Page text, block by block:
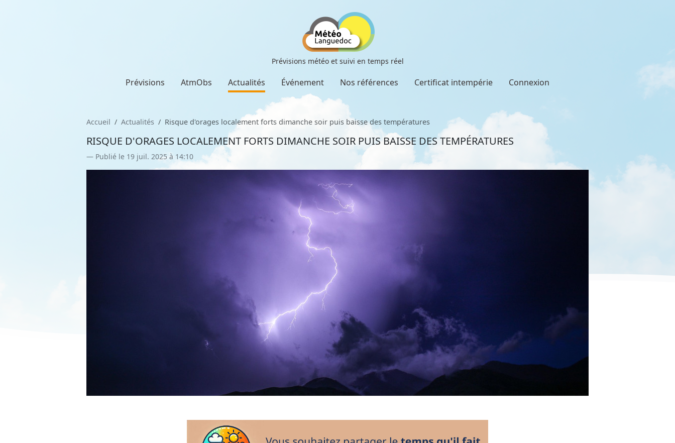
Prévisions météo et suivi en temps réel
Prévisions AtmObs Actualités Événement Nos références Certificat intempérie Connexion
Accueil Actualités Risque d'orages localement forts dimanche soir puis baisse des températures
RISQUE D'ORAGES LOCALEMENT FORTS DIMANCHE SOIR PUIS BAISSE DES TEMPÉRATURES
Publié le 19 juil. 2025 à 14:10